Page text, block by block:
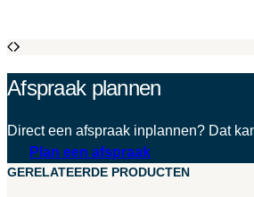
Afspraak plannen
Direct een afspraak inplannen? Dat
Plan een afspraak
GERELATEERDE PRODUCTEN